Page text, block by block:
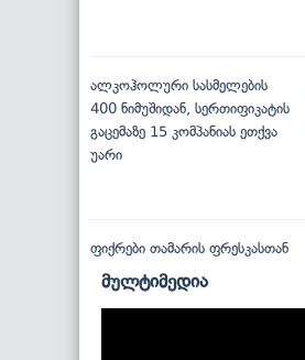
ალკოჰოლური სასმელების
400 ნიმუშიდან, სერთიფიკატის
გაცემაზე 15 კომპანიას ეთქვა
უარი
ფიქრები თამარის ფრესკასთან
მულტიმედია